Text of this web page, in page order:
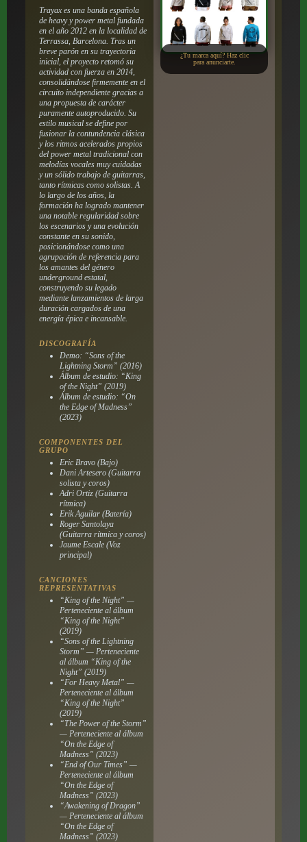
Trayax es una banda española
de heavy y power metal fundada
en el año 2012 en la localidad de
Terrassa, Barcelona. Tras un
breve parón en su trayectoria
inicial, el proyecto retomó su
actividad con fuerza en 2014,
consolidándose firmemente en el
circuito independiente gracias a
una propuesta de carácter
puramente autoproducido. Su
estilo musical se define por
fusionar la contundencia clásica
y los ritmos acelerados propios
del power metal tradicional con
melodías vocales muy cuidadas
y un sólido trabajo de guitarras,
tanto rítmicas como solistas. A
lo largo de los años, la
formación ha logrado mantener
una notable regularidad sobre
los escenarios y una evolución
constante en su sonido,
posicionándose como una
agrupación de referencia para
los amantes del género
underground estatal,
construyendo su legado
mediante lanzamientos de larga
duración cargados de una
energía épica e incansable.
DISCOGRAFÍA
Demo: “Sons of the
Lightning Storm” (2016)
Álbum de estudio: “King
of the Night” (2019)
Álbum de estudio: “On
the Edge of Madness”
(2023)
COMPONENTES DEL
GRUPO
Eric Bravo (Bajo)
Dani Artesero (Guitarra
solista y coros)
Adri Ortiz (Guitarra
rítmica)
Erik Aguilar (Batería)
Roger Santolaya
(Guitarra rítmica y coros)
Jaume Escale (Voz
principal)
CANCIONES
REPRESENTATIVAS
“King of the Night” —
Perteneciente al álbum
“King of the Night”
(2019)
“Sons of the Lightning
Storm” — Perteneciente
al álbum “King of the
Night” (2019)
“For Heavy Metal” —
Perteneciente al álbum
“King of the Night”
(2019)
“The Power of the Storm”
— Perteneciente al álbum
“On the Edge of
Madness” (2023)
“End of Our Times” —
Perteneciente al álbum
“On the Edge of
Madness” (2023)
“Awakening of Dragon”
— Perteneciente al álbum
“On the Edge of
Madness” (2023)
¿Tu marca aquí? Haz clic
para anunciarte.